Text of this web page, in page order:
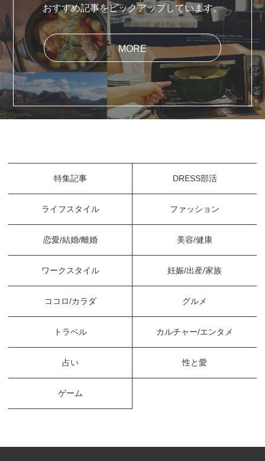
おすすめ記事をピックアップしています。
MORE
特集記事 DRESS部活
ライフスタイル ファッション
恋愛/結婚/離婚 美容/健康
ワークスタイル 妊娠/出産/家族
ココロ/カラダ グルメ
トラベル カルチャー/エンタメ
占い 性と愛
ゲーム